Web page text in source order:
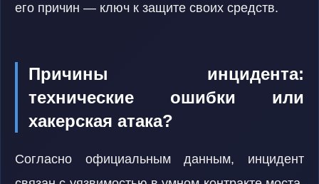
его причин — ключ к защите своих средств.
Причины инцидента:
технические ошибки или
хакерская атака?
Согласно официальным данным, инцидент